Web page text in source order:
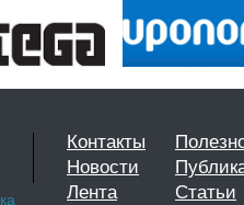
Контакты
Новости
Лента
Статьи